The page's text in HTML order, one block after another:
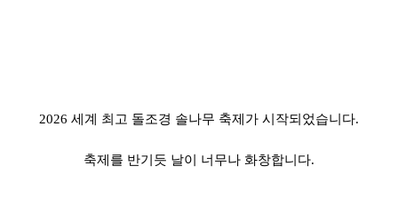
2026 세계 최고 돌조경 솔나무 축제가 시작되었습니다.
축제를 반기듯 날이 너무나 화창합니다.